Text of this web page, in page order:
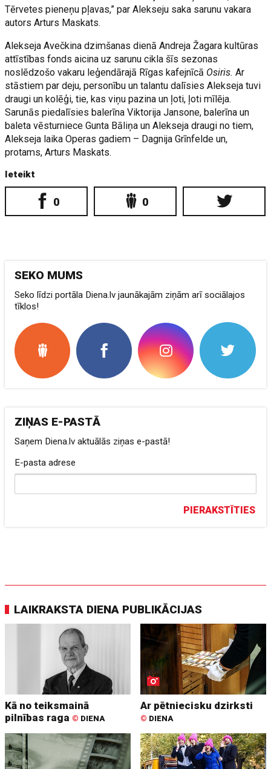
Tērvetes pieneņu pļavas,” par Alekseju saka sarunu vakara
autors Arturs Maskats.
Alekseja Avečkina dzimšanas dienā Andreja Žagara kultūras
attīstības fonds aicina uz sarunu cikla šīs sezonas
noslēdzošo vakaru leģendārajā Rīgas kafejnīcā Osiris. Ar
stāstiem par deju, personību un talantu dalīsies Alekseja tuvi
draugi un kolēģi, tie, kas viņu pazina un ļoti, ļoti mīlēja.
Sarunās piedalīsies balerīna Viktorija Jansone, balerīna un
baleta vēsturniece Gunta Bāliņa un Alekseja draugi no tiem,
Alekseja laika Operas gadiem – Dagnija Grīnfelde un,
protams, Arturs Maskats.
Ieteikt
0 0
SEKO MUMS
Seko līdzi portāla Diena.lv jaunākajām ziņām arī sociālajos
tīklos!
ZIŅAS E-PASTĀ
Saņem Diena.lv aktuālās ziņas e-pastā!
E-pasta adrese
PIERAKSTĪTIES
LAIKRAKSTA DIENA PUBLIKĀCIJAS
Kā no teiksmainā
pilnības raga © DIENA
Ar pētniecisku dzirksti
© DIENA